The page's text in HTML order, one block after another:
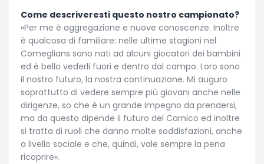
Come descriveresti questo nostro campionato?
«Per me è aggregazione e nuove conoscenze. Inoltre
è qualcosa di familiare: nelle ultime stagioni nel
Comeglians sono nati ad alcuni giocatori dei bambini
ed è bello vederli fuori e dentro dal campo. Loro sono
il nostro futuro, la nostra continuazione. Mi auguro
soprattutto di vedere sempre più giovani anche nelle
dirigenze, so che è un grande impegno da prendersi,
ma da questo dipende il futuro del Carnico ed inoltre
si tratta di ruoli che danno molte soddisfazioni, anche
a livello sociale e che, quindi, vale sempre la pena
ricoprire».